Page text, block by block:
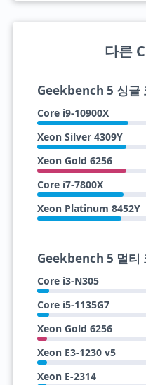
다른
Geekbench 5 싱글
Core i9-10900X
Xeon Silver 4309Y
Xeon Gold 6256
Core i7-7800X
Xeon Platinum 8452Y
Geekbench 5 멀티
Core i3-N305
Core i5-1135G7
Xeon Gold 6256
Xeon E3-1230 v5
Xeon E-2314